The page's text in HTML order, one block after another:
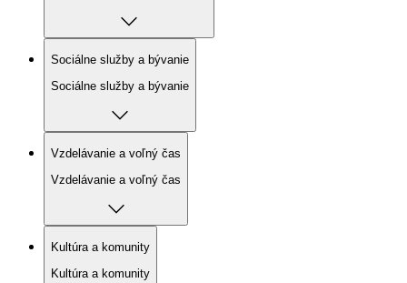
Sociálne služby a bývanie
Sociálne služby a bývanie
Vzdelávanie a voľný čas
Vzdelávanie a voľný čas
Kultúra a komunity
Kultúra a komunity